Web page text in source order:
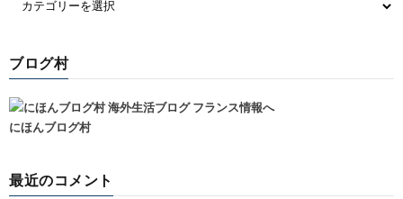
ブログ村
にほんブログ村
最近のコメント